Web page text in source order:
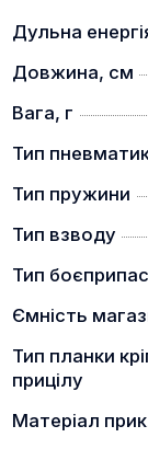
Дульна
Довжина, см
Вага, г
Тип
Тип пружини
Тип взводу
Тип
Ємність
Тип планки
прицілу
Матеріал